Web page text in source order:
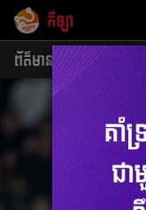
កីឡា
ព័ត៌មាន បាល់ទាត់